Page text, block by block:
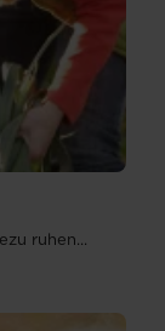
ruhen...